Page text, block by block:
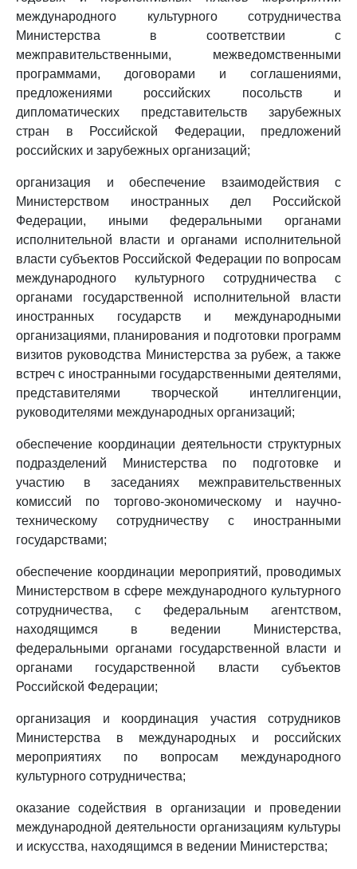
международного культурного сотрудничества
Министерства в соответствии с
межправительственными, межведомственными
программами, договорами и соглашениями,
предложениями российских посольств и
дипломатических представительств зарубежных
стран в Российской Федерации, предложений
российских и зарубежных организаций;
организация и обеспечение взаимодействия с
Министерством иностранных дел Российской
Федерации, иными федеральными органами
исполнительной власти и органами исполнительной
власти субъектов Российской Федерации по вопросам
международного культурного сотрудничества с
органами государственной исполнительной власти
иностранных государств и международными
организациями, планирования и подготовки программ
визитов руководства Министерства за рубеж, а также
встреч с иностранными государственными деятелями,
представителями творческой интеллигенции,
руководителями международных организаций;
обеспечение координации деятельности структурных
подразделений Министерства по подготовке и
участию в заседаниях межправительственных
комиссий по торгово-экономическому и научно-
техническому сотрудничеству с иностранными
государствами;
обеспечение координации мероприятий, проводимых
Министерством в сфере международного культурного
сотрудничества, с федеральным агентством,
находящимся в ведении Министерства,
федеральными органами государственной власти и
органами государственной власти субъектов
Российской Федерации;
организация и координация участия сотрудников
Министерства в международных и российских
мероприятиях по вопросам международного
культурного сотрудничества;
оказание содействия в организации и проведении
международной деятельности организациям культуры
и искусства, находящимся в ведении Министерства;